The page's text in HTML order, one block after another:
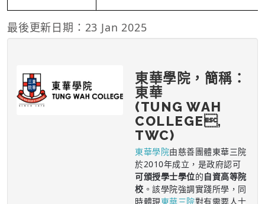
最後更新日期：23 Jan 2025
東華學院，簡稱：
東華
(TUNG WAH
COLLEGE,
TWC)
東華學院由慈善團體東華三院
於2010年成立，是政府認可
可頒授學士學位的自資高等院
校 。該學院強調實踐所學，同
時體現東華三院對有需要人士